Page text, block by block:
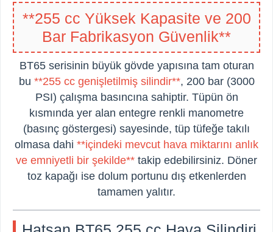
**255 cc Yüksek Kapasite ve 200
Bar Fabrikasyon Güvenlik**
BT65 serisinin büyük gövde yapısına tam oturan
bu **255 cc genişletilmiş silindir**, 200 bar (3000
PSI) çalışma basıncına sahiptir. Tüpün ön
kısmında yer alan entegre renkli manometre
(basınç göstergesi) sayesinde, tüp tüfeğe takılı
olmasa dahi **içindeki mevcut hava miktarını anlık
ve emniyetli bir şekilde** takip edebilirsiniz. Döner
toz kapağı ise dolum portunu dış etkenlerden
tamamen yalıtır.